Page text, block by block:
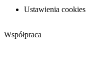
Ustawienia cookies
Współpraca